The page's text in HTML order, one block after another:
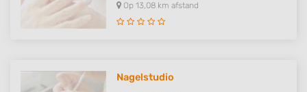
Op 13,08 km afstand
Nagelstudio